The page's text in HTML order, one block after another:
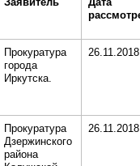
Прокуратура
города
Иркутска.
26.11.2018
Прокуратура
Дзержинского
района
26.11.2018